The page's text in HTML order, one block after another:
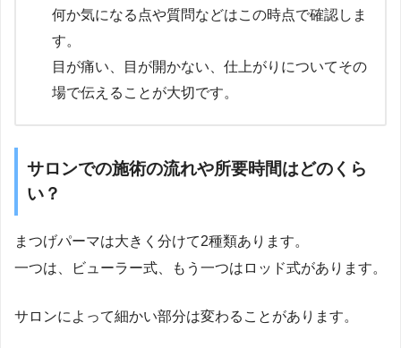
何か気になる点や質問などはこの時点で確認しま
す。
目が痛い、目が開かない、仕上がりについてその
場で伝えることが大切です。
サロンでの施術の流れや所要時間はどのくら
い？
まつげパーマは大きく分けて2種類あります。
一つは、ビューラー式、もう一つはロッド式があります。
サロンによって細かい部分は変わることがあります。